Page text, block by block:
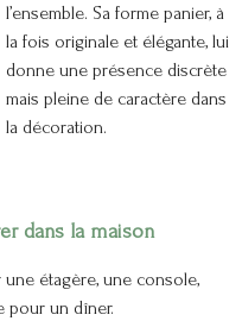
l’ensemble. Sa forme panier, à
la fois originale et élégante, lui
donne une présence discrète
mais pleine de caractère dans
la décoration.
dans la maison
étagère, une console,
pour un dîner.